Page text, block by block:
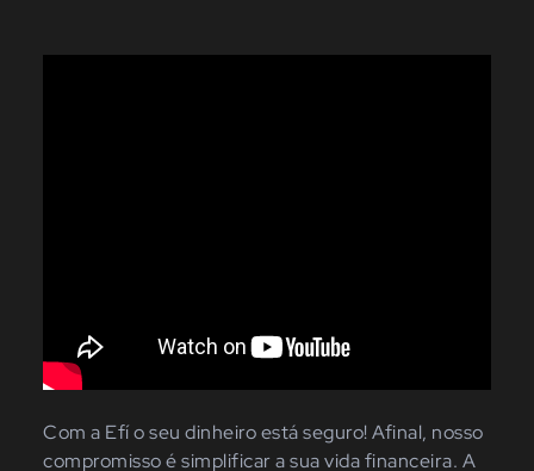
Com a Efí o seu dinheiro está seguro! Afinal, nosso
compromisso é simplificar a sua vida financeira. A